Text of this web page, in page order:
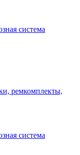
система
ремкомплекты,
система